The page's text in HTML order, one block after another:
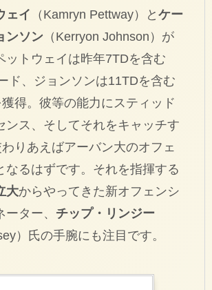
ェイ
（Kamryn Pettway）と ケー
ンソン （Kerryon Johnson）が
ットウェイは昨年7TDを含む
ド、ジョンソンは11TDを含む
得。彼等の能力にスティッド
ンス、そしてそれをキャッチす
りあえばアーバン大のオフェ
なるはずです。それを指揮する
大からやってきた新オフェンシ
ター、 チップ・リンジー
）氏の手腕にも注目です。